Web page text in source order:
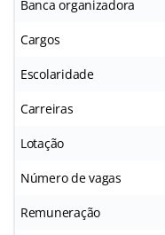
Banca organizadora
Cargos
Escolaridade
Carreiras
Lotação
Número de vagas
Remuneração